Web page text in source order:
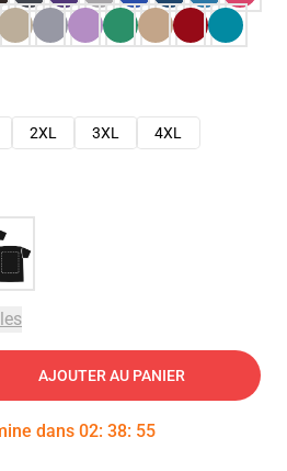
2XL 3XL
4XL
AJOUTER AU PANIER
dans 02: 38: 54